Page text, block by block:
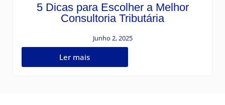
5 Dicas para Escolher a Melhor
Consultoria Tributária
Junho 2, 2025
Ler mais